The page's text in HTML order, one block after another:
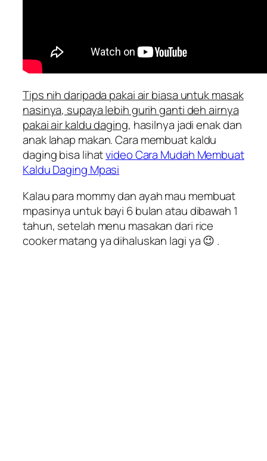
Tips nih daripada pakai air biasa untuk masak
nasinya, supaya lebih gurih ganti deh airnya
pakai air kaldu daging, hasilnya jadi enak dan
anak lahap makan. Cara membuat kaldu
daging bisa lihatvideo Cara Mudah Membuat
Kaldu Daging Mpasi
Kalau para mommy dan ayah mau membuat
mpasinya untuk bayi 6 bulan atau dibawah 1
tahun, setelah menu masakan dari rice
cooker matang ya dihaluskan lagi ya 😉 .